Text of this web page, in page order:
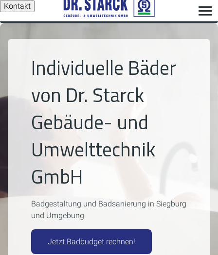
Kontakt
Individuelle Bäder
von Dr. Starck
Gebäude- und
Umwelttechnik
GmbH
Badgestaltung und Badsanierung in Siegburg
und Umgebung
Jetzt Badbudget rechnen!